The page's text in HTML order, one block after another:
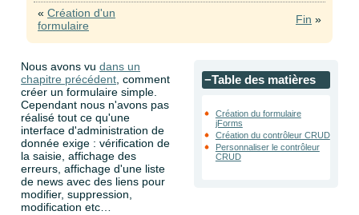
« Création d'un
formulaire
Fin »
−Table des matières
Création du formulaire
jForms
Création du contrôleur CRUD
Personnaliser le contrôleur
CRUD
Nous avons vudans un
chapitre précédent , comment
créer un formulaire simple.
Cependant nous n'avons pas
réalisé tout ce qu'une
interface d'administration de
donnée exige : vérification de
la saisie, affichage des
erreurs, affichage d'une liste
de news avec des liens pour
modifier, suppression,
modification etc…